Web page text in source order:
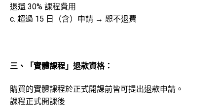
退還 30% 課程費用
c. 超過 15 日（含）申請 → 恕不退費
三、「實體課程」退款資格：
購買的實體課程於正式開課前皆可提出退款申請。
課程正式開課後